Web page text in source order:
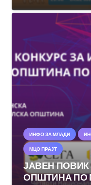
ИНФО ЗА МЛАДИ
МЦО ПРАЈТ
ЈАВЕН
ОПШТИНА ПО